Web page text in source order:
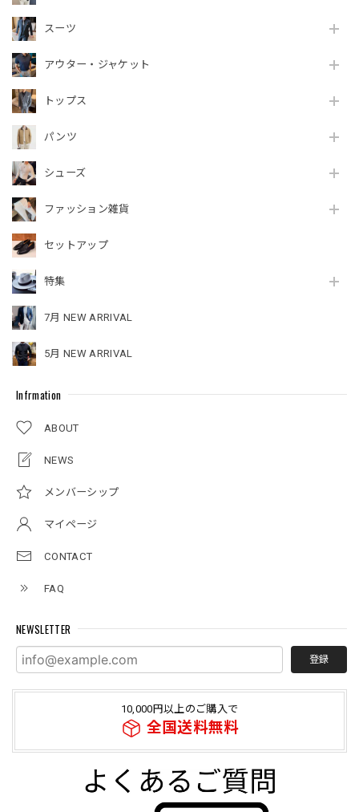
スーツ
アウター・ジャケット
トップス
パンツ
シューズ
ファッション雑貨
セットアップ
特集
7月 NEW ARRIVAL
5月 NEW ARRIVAL
Infrmation
ABOUT
NEWS
メンバーシップ
マイページ
CONTACT
FAQ
NEWSLETTER
登録
10,000円以上のご購入で
全国送料無料